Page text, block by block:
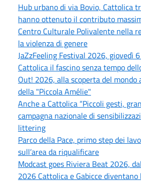
Hub urbano di via Bovio, Cattolica
hanno ottenuto il contributo
Centro Culturale Polivalente nella
la violenza di genere
JaZzFeeling Festival 2026, giovedì
Cattolica il fascino senza tempo
Out! 2026, alla scoperta del
della "Piccola Amélie"
Anche a Cattolica “Piccoli gesti,
campagna nazionale di
littering
Parco della Pace, primo step dei
sull’area da riqualificare
Modcast goes Riviera Beat 2026,
2026 Cattolica e Gabicce